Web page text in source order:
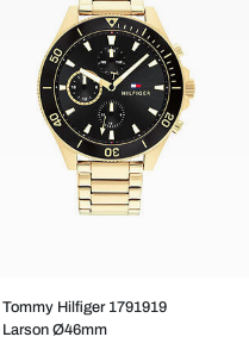
Tommy Hilfiger 1791919
Larson Ø46mm